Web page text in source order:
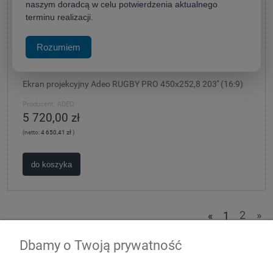
Ekran projekcyjny Adeo RUGBY PRO 450x252,8 203'' (16:9)
Producent: ADEO
5 720,00 zł
(netto:4 650,41 zł)
do koszyka
« 1 2 »
Zakupy
naszym doradcą w celu potwierdzenia aktualnego
terminu realizacji.
Rozumiem
Dbamy o Twoją prywatność